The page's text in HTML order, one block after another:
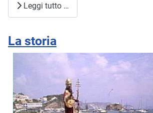
Leggi tutto …
La storia